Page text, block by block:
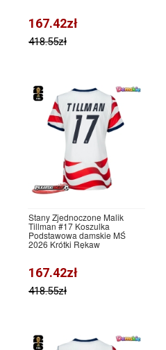
167.42zł
418.55zł
Stany Zjednoczone Malik
Tillman #17 Koszulka
Podstawowa damskie MŚ
2026 Krótki Rękaw
167.42zł
418.55zł